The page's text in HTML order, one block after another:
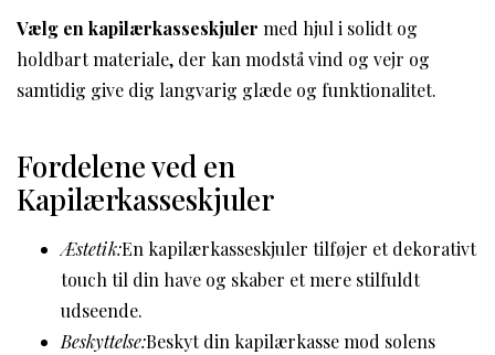
Vælg en kapilærkasseskjuler med hjul i solidt og
holdbart materiale, der kan modstå vind og vejr og
samtidig give dig langvarig glæde og funktionalitet.
Fordelene ved en
Kapilærkasseskjuler
Æstetik:En kapilærkasseskjuler tilføjer et dekorativt
touch til din have og skaber et mere stilfuldt
udseende.
Beskyttelse:Beskyt din kapilærkasse mod solens